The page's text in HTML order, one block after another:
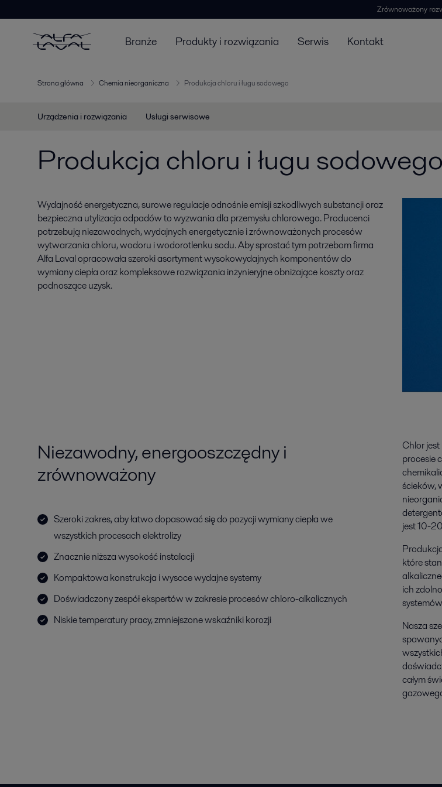
Zrównoważony
Branże Produkty i rozwiązania Serwis Kontakt
Strona główna Chemia nieorganiczna Produkcja chloru i ługu sodowego
Urządzenia i rozwiązania Usługi serwisowe
Produkcja chloru i ługu sodowego
Wydajność energetyczna, surowe regulacje odnośnie emisji szkodliwych substancji oraz
bezpieczna utylizacja odpadów to wyzwania dla przemysłu chlorowego. Producenci
potrzebują niezawodnych, wydajnych energetycznie i zrównoważonych procesów
wytwarzania chloru, wodoru i wodorotlenku sodu. Aby sprostać tym potrzebom firma
Alfa Laval opracowała szeroki asortyment wysokowydajnych komponentów do
wymiany ciepła oraz kompleksowe rozwiązania inżynieryjne obniżające koszty oraz
podnoszące uzysk.
Niezawodny, energooszczędny i
zrównoważony
Szeroki zakres, aby łatwo dopasować się do pozycji wymiany ciepła we
wszystkich procesach elektrolizy
Znacznie niższa wysokość instalacji
Kompaktowa konstrukcja i wysoce wydajne systemy
Doświadczony zespół ekspertów w zakresie procesów chloro-alkalicznych
Niskie temperatury pracy, zmniejszone wskaźniki korozji
Chlor
procesie
ścieków,
jest 10-
które
ich
Nasza
całym